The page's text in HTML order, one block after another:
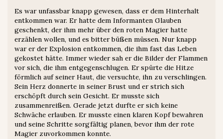
Es war unfassbar knapp gewesen, dass er dem Hinterhalt
entkommen war. Er hatte dem Informanten Glauben
geschenkt, der ihm mehr über den roten Magier hatte
erzählen wollen, und es bitter büßen müssen. Nur knapp
war er der Explosion entkommen, die ihm fast das Leben
gekostet hätte. Immer wieder sah er die Bilder der Flammen
vor sich, die ihm entgegenschlugen. Er spürte die Hitze
förmlich auf seiner Haut, die versuchte, ihn zu verschlingen.
Sein Herz donnerte in seiner Brust und er strich sich
erschöpft durch sein Gesicht. Er musste sich
zusammenreißen. Gerade jetzt durfte er sich keine
Schwäche erlauben. Er musste einen klaren Kopf bewahren
und seine Schritte sorgfältig planen, bevor ihm der rote
Magier zuvorkommen konnte.